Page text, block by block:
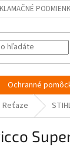
Ochranné
Reťaze